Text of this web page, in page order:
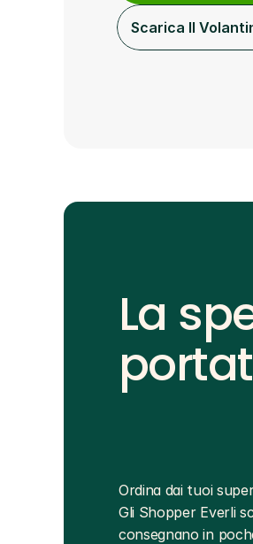
Scarica Il
La
Ordina dai tuoi
Gli Shopper Everli
consegnano in